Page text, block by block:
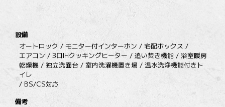
設備
オートロック / モニター付インターホン / 宅配ボックス /
エアコン / 3口IHクッキングヒーター / 追い焚き機能 / 浴室暖房
乾燥機 / 独立洗面台 / 室内洗濯機置き場 / 温水洗浄機能付きト
イレ
/ BS/CS対応
備考